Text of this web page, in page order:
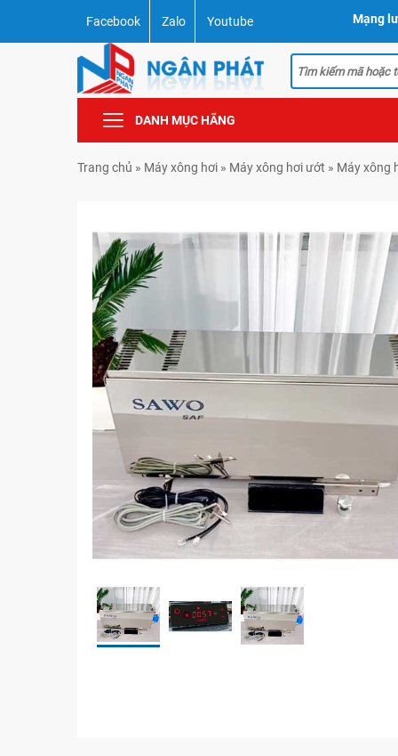
Facebook Zalo Youtube Mạng
DANH MỤC HÃNG
Trang chủ » Máy xông hơi » Máy xông hơi ướt » Máy xông